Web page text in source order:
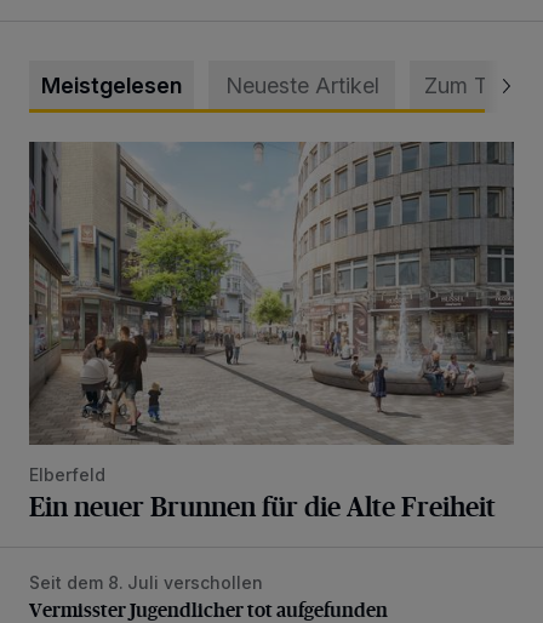
Meistgelesen Neueste Artikel Zum Thema
Ein neuer Brunnen für die Alte Freiheit
Elberfeld
Ein neuer Brunnen für die Alte Freiheit
Vermisster Jugendlicher tot aufgefunden
Seit dem 8. Juli verschollen
Vermisster Jugendlicher tot aufgefunden